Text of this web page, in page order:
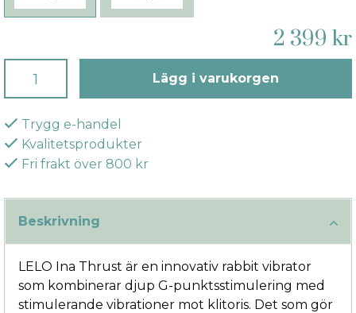
2 399 kr
Lägg i varukorgen
Trygg e-handel
Kvalitetsprodukter
Fri frakt över 800 kr
Beskrivning
LELO Ina Thrust är en innovativ rabbit vibrator
som kombinerar djup G-punktsstimulering med
stimulerande vibrationer mot klitoris. Det som gör